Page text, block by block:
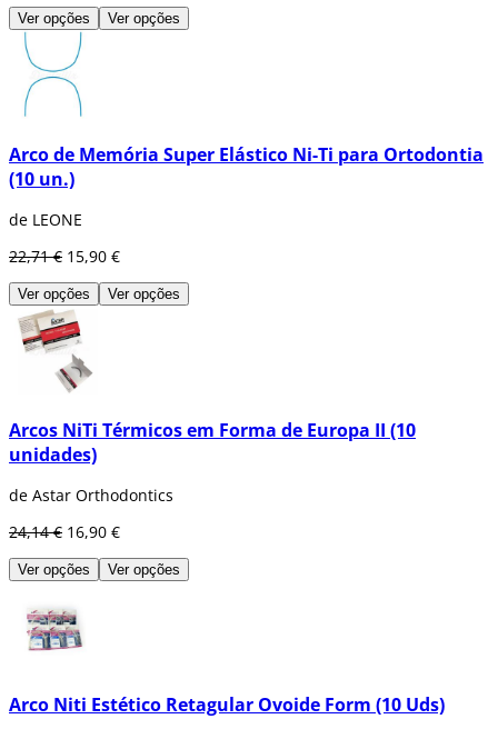
Ver opções Ver opções
Arco de Memória Super Elástico Ni-Ti para Ortodontia
(10 un.)
de LEONE
22,71 € 15,90 €
Ver opções Ver opções
Arcos NiTi Térmicos em Forma de Europa II (10
unidades)
de Astar Orthodontics
24,14 € 16,90 €
Ver opções Ver opções
Arco Niti Estético Retagular Ovoide Form (10 Uds)